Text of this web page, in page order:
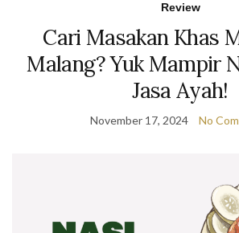
Review
Cari Masakan Khas
Malang? Yuk Mampir
Jasa Ayah!
November 17, 2024 No